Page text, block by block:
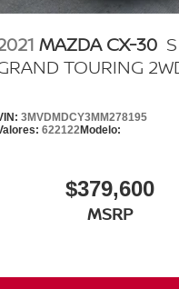
MAZDA CX-30 S
TOURING
3MVDMDCY3MM278195
622122Modelo:
$379,600
MSRP